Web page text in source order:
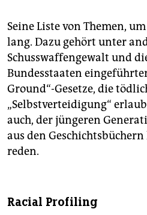
Seine Liste von Themen,
lang. Dazu gehört unter
Schusswaffengewalt und
Bundesstaaten
Ground“-Gesetze, die
„Selbstverteidigung“
auch, der jüngeren
aus den
reden.
Racial Profiling